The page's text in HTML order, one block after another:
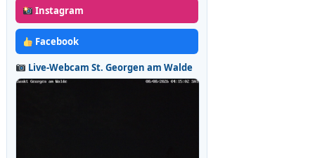
Instagram
Facebook
Live-Webcam St. Georgen am Walde